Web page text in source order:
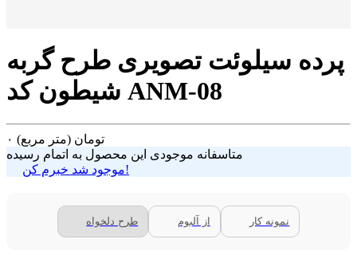
پرده سیلوئت تصویری طرح گربه
شیطون کد ANM-08
۰ تومان (متر مربع)
متاسفانه موجودی این محصول به اتمام رسیده
موجود شد خبرم کن!
طرح دلخواه از آلبوم نمونه کار